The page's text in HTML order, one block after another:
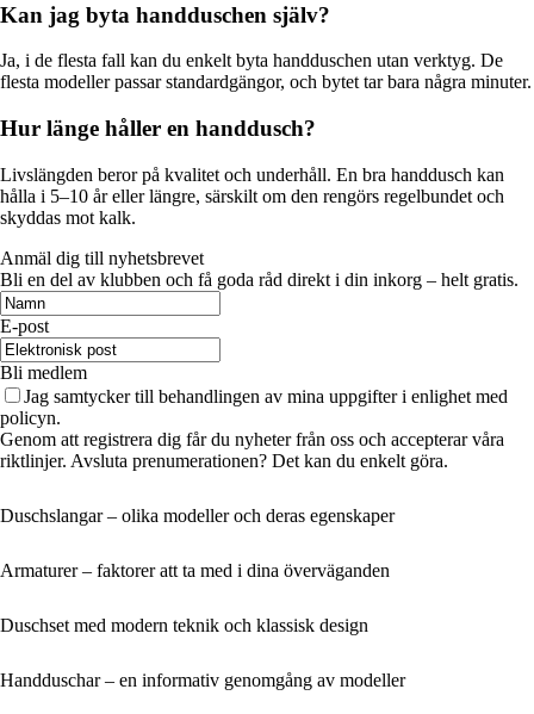
Kan jag byta handduschen själv?
Ja, i de flesta fall kan du enkelt byta handduschen utan verktyg. De
flesta modeller passar standardgängor, och bytet tar bara några minuter.
Hur länge håller en handdusch?
Livslängden beror på kvalitet och underhåll. En bra handdusch kan
hålla i 5–10 år eller längre, särskilt om den rengörs regelbundet och
skyddas mot kalk.
Anmäl dig till nyhetsbrevet
Bli en del av klubben och få goda råd direkt i din inkorg – helt gratis.
E-post
Bli medlem
Jag samtycker till behandlingen av mina uppgifter i enlighet med
policyn.
Genom att registrera dig får du nyheter från oss och accepterar våra
riktlinjer. Avsluta prenumerationen? Det kan du enkelt göra.
Duschslangar – olika modeller och deras egenskaper
Armaturer – faktorer att ta med i dina överväganden
Duschset med modern teknik och klassisk design
Handduschar – en informativ genomgång av modeller